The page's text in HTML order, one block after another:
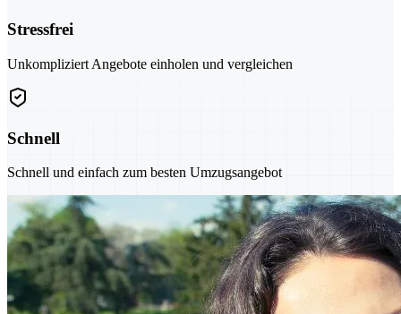
Stressfrei
Unkompliziert Angebote einholen und vergleichen
Schnell
Schnell und einfach zum besten Umzugsangebot